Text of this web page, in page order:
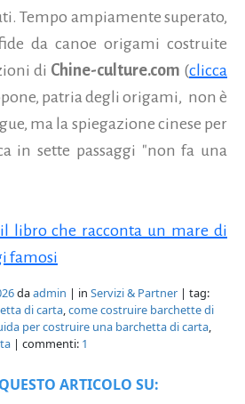
Tempo ampiamente superato,
da canoe origami costruite
di Chine-culture.com (clicca
patria degli origami, non è
ma la spiegazione cinese per
in sette passaggi "non fa una
libro che racconta un mare di
famosi
daadmin | in Servizi & Partner | tag:
di carta come costruire barchette di
per costruire una barchetta di carta
| commenti: 1
ARTICOLO SU: